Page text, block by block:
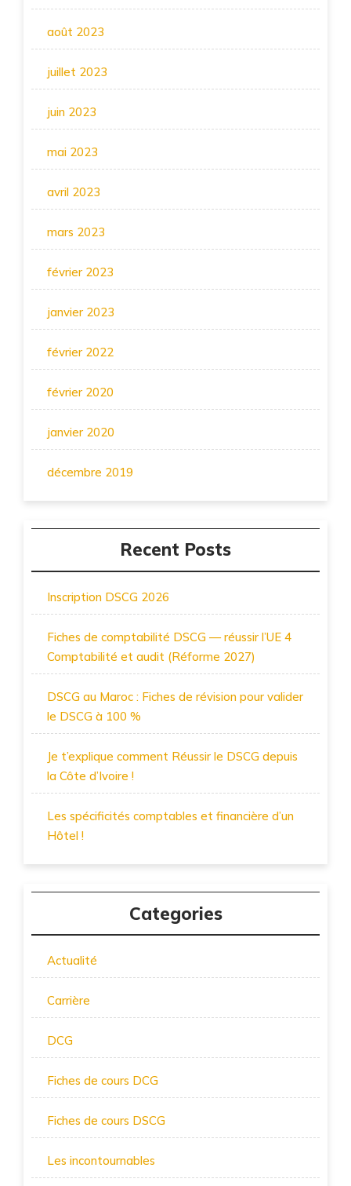
août 2023
juillet 2023
juin 2023
mai 2023
avril 2023
mars 2023
février 2023
janvier 2023
février 2022
février 2020
janvier 2020
décembre 2019
Recent Posts
Inscription DSCG 2026
Fiches de comptabilité DSCG — réussir l’UE 4
Comptabilité et audit (Réforme 2027)
DSCG au Maroc : Fiches de révision pour valider
le DSCG à 100 %
Je t’explique comment Réussir le DSCG depuis
la Côte d’Ivoire !
Les spécificités comptables et financière d’un
Hôtel !
Categories
Actualité
Carrière
DCG
Fiches de cours DCG
Fiches de cours DSCG
Les incontournables